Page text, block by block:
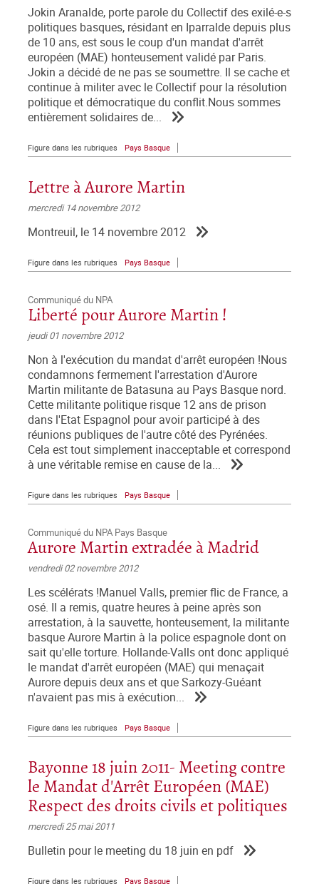
Jokin Aranalde, porte parole du Collectif des exilé-e-s
politiques basques, résidant en Iparralde depuis plus
de 10 ans, est sous le coup d'un mandat d'arrêt
européen (MAE) honteusement validé par Paris.
Jokin a décidé de ne pas se soumettre. Il se cache et
continue à militer avec le Collectif pour la résolution
politique et démocratique du conflit.Nous sommes
entièrement solidaires de...
Figure dans les rubriques Pays Basque
Lettre à Aurore Martin
mercredi 14 novembre 2012
Montreuil, le 14 novembre 2012
Figure dans les rubriques Pays Basque
Communiqué du NPA
Liberté pour Aurore Martin !
jeudi 01 novembre 2012
Non à l'exécution du mandat d'arrêt européen !Nous
condamnons fermement l'arrestation d'Aurore
Martin militante de Batasuna au Pays Basque nord.
Cette militante politique risque 12 ans de prison
dans l'Etat Espagnol pour avoir participé à des
réunions publiques de l'autre côté des Pyrénées.
Cela est tout simplement inacceptable et correspond
à une véritable remise en cause de la...
Figure dans les rubriques Pays Basque
Communiqué du NPA Pays Basque
Aurore Martin extradée à Madrid
vendredi 02 novembre 2012
Les scélérats !Manuel Valls, premier flic de France, a
osé. Il a remis, quatre heures à peine après son
arrestation, à la sauvette, honteusement, la militante
basque Aurore Martin à la police espagnole dont on
sait qu'elle torture. Hollande-Valls ont donc appliqué
le mandat d'arrêt européen (MAE) qui menaçait
Aurore depuis deux ans et que Sarkozy-Guéant
n'avaient pas mis à exécution...
Figure dans les rubriques Pays Basque
Bayonne 18 juin 2011- Meeting contre
le Mandat d'Arrêt Européen (MAE)
Respect des droits civils et politiques
mercredi 25 mai 2011
Bulletin pour le meeting du 18 juin en pdf
Figure dans les rubriques Pays Basque